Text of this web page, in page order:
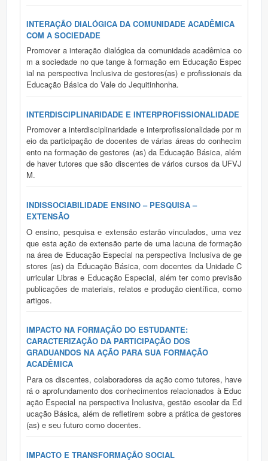
INTERAÇÃO DIALÓGICA DA COMUNIDADE ACADÊMICA
COM A SOCIEDADE
Promover a interação dialógica da comunidade acadêmica co
m a sociedade no que tange à formação em Educação Espec
ial na perspectiva Inclusiva de gestores(as) e profissionais da
Educação Básica do Vale do Jequitinhonha.
INTERDISCIPLINARIDADE E INTERPROFISSIONALIDADE
Promover a interdisciplinaridade e interprofissionalidade por m
eio da participação de docentes de várias áreas do conhecim
ento na formação de gestores (as) da Educação Básica, além
de haver tutores que são discentes de vários cursos da UFVJ
M.
INDISSOCIABILIDADE ENSINO – PESQUISA –
EXTENSÃO
O ensino, pesquisa e extensão estarão vinculados, uma vez
que esta ação de extensão parte de uma lacuna de formação
na área de Educação Especial na perspectiva Inclusiva de ge
stores (as) da Educação Básica, com docentes da Unidade C
urricular Libras e Educação Especial, além ter como previsão
publicações de materiais, relatos e produção científica, como
artigos.
IMPACTO NA FORMAÇÃO DO ESTUDANTE:
CARACTERIZAÇÃO DA PARTICIPAÇÃO DOS
GRADUANDOS NA AÇÃO PARA SUA FORMAÇÃO
ACADÊMICA
Para os discentes, colaboradores da ação como tutores, have
rá o aprofundamento dos conhecimentos relacionados à Educ
ação Especial na perspectiva Inclusiva, gestão escolar da Ed
ucação Básica, além de refletirem sobre a prática de gestores
(as) e seu futuro como docentes.
IMPACTO E TRANSFORMAÇÃO SOCIAL